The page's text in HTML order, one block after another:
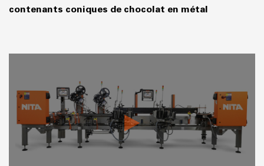
contenants coniques de chocolat en métal